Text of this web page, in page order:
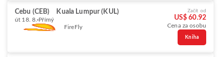
Cebu (CEB) Kuala Lumpur (KUL)
út 18. 8. Přímý
FireFly
Začít od
US$ 60.92
Cena za osobu
Kniha